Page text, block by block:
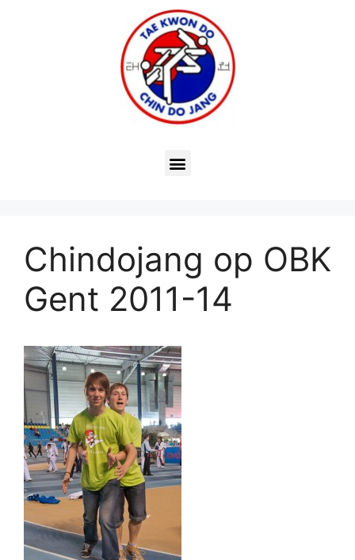
Chindojang op OBK
Gent 2011-14